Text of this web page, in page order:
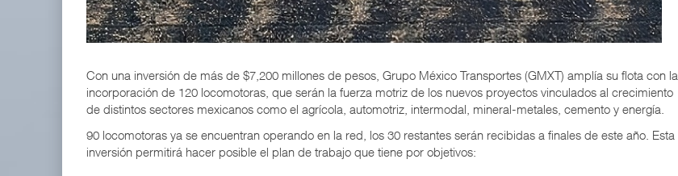
Con una inversión de más de $7,200 millones de pesos, Grupo México Transportes (GMXT) amplía su flota con la
incorporación de 120 locomotoras, que serán la fuerza motriz de los nuevos proyectos vinculados al crecimiento
de distintos sectores mexicanos como el agrícola, automotriz, intermodal, mineral-metales, cemento y energía.
90 locomotoras ya se encuentran operando en la red, los 30 restantes serán recibidas a finales de este año. Esta
inversión permitirá hacer posible el plan de trabajo que tiene por objetivos: